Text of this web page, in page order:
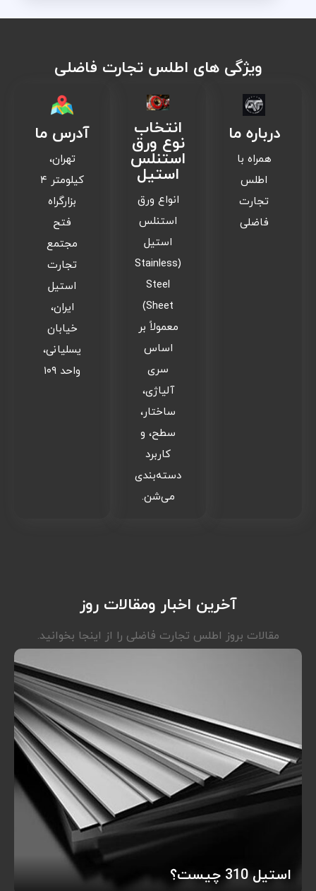
ویژگی های اطلس تجارت فاضلی
درباره ما
همراه با
اطلس
تجارت
فاضلی
انتخاب
نوع ورق
استنلس
استیل
انواع ورق
استنلس
استیل
(Stainless
Steel
Sheet)
معمولاً بر
اساس
سری
آلیاژی،
ساختار،
سطح، و
کاربرد
دسته‌بندی
می‌شن.
آدرس ما
تهران،
کیلومتر ۴
بزارگراه
فتح
مجتمع
تجارت
استیل
ایران،
خیابان
یسلیانی،
واحد ۱۰۹
آخرین اخبار ومقالات روز
مقالات بروز اطلس تجارت فاضلی را از اینجا بخوانید.
استیل 310 چیست؟